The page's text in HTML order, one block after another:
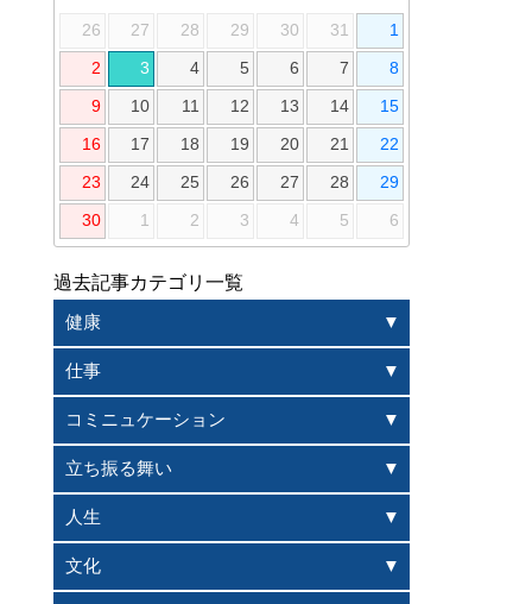
26 27 28 29 30 31 1
2 3 4 5 6 7 8
9 10 11 12 13 14 15
16 17 18 19 20 21 22
23 24 25 26 27 28 29
30 1 2 3 4 5 6
過去記事カテゴリ一覧
健康
仕事
コミニュケーション
立ち振る舞い
人生
文化